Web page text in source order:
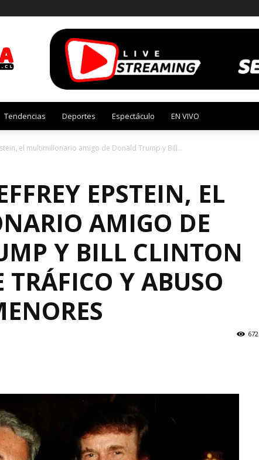
Tendencias Deportes Espectáculo EN VIVO
el multimillonario amigo de Donald Trump y Bill...
EPSTEIN, EL
AMIGO DE
Y BILL CLINTON
TRÁFICO Y ABUSO
672